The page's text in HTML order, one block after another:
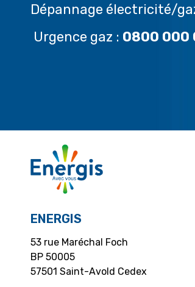
Dépannage électricité/
Urgence gaz : 0800 000
ENERGIS
53 rue Maréchal Foch
BP 50005
57501 Saint-Avold Cedex